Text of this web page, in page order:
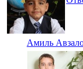
Амиль